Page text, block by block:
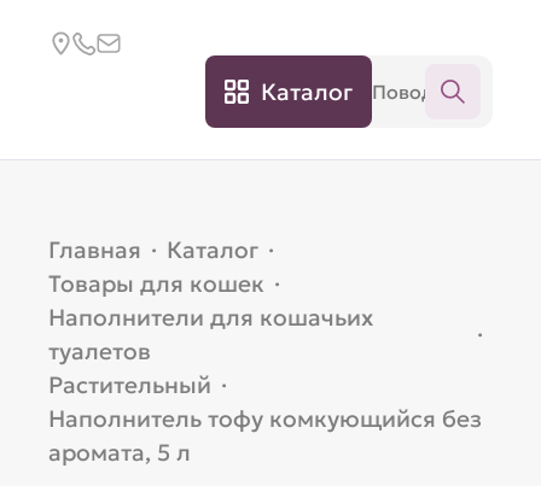
Каталог
Главная · Каталог ·
Товары для кошек ·
Наполнители для кошачьих
туалетов
·
Растительный ·
Наполнитель тофу комкующийся без
аромата, 5 л